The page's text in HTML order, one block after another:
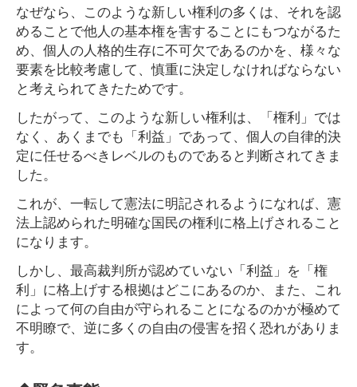
なぜなら、このような新しい権利の多くは、それを認
めることで他人の基本権を害することにもつながるた
め、個人の人格的生存に不可欠であるのかを、様々な
要素を比較考慮して、慎重に決定しなければならない
と考えられてきたためです。
したがって、このような新しい権利は、「権利」では
なく、あくまでも「利益」であって、個人の自律的決
定に任せるべきレベルのものであると判断されてきま
した。
これが、一転して憲法に明記されるようになれば、憲
法上認められた明確な国民の権利に格上げされること
になります。
しかし、最高裁判所が認めていない「利益」を「権
利」に格上げする根拠はどこにあるのか、また、これ
によって何の自由が守られることになるのかが極めて
不明瞭で、逆に多くの自由の侵害を招く恐れがありま
す。